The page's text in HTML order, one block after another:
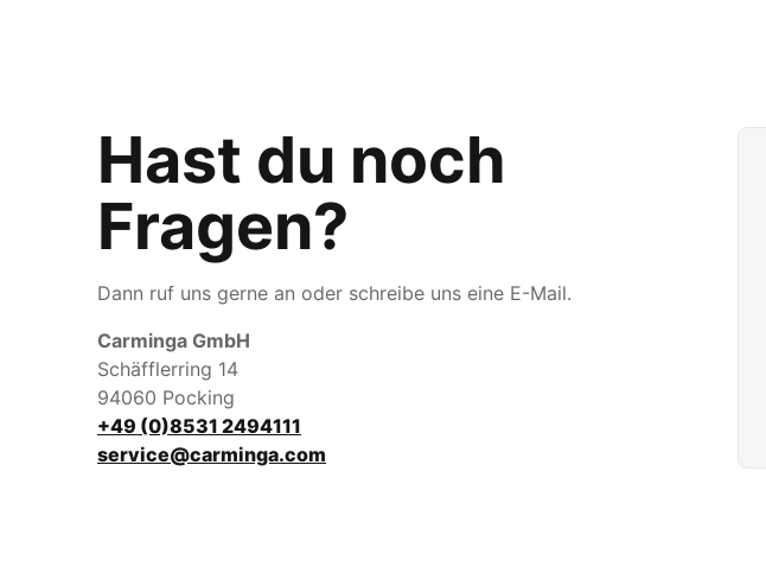
Hast du noch
Fragen?
Dann ruf uns gerne an oder schreibe uns eine E-Mail.
Carminga GmbH
Schäfflerring 14
94060 Pocking
+49 (0)8531 2494111
service@carminga.com